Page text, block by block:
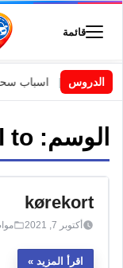
قائمة
الدروس
السويد اسباب
الوسم: to
kørekort
أكتوبر 7, 2021
اقرأ المزيد